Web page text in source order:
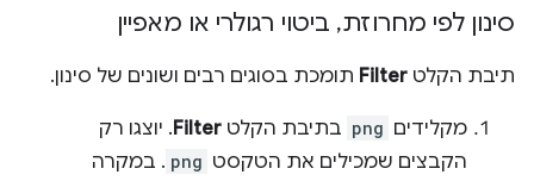
סינון לפי מחרוזת, ביטוי רגולרי או מאפיין
תיבת הקלט Filter תומכת בסוגים רבים ושונים של סינון.
מקלידים png בתיבת הקלט Filter. יוצגו רק
הקבצים שמכילים את הטקסט png . במקרה